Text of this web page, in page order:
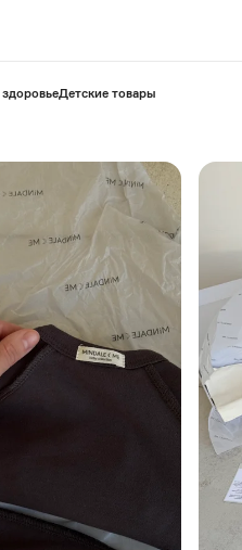
⁠Детские товары